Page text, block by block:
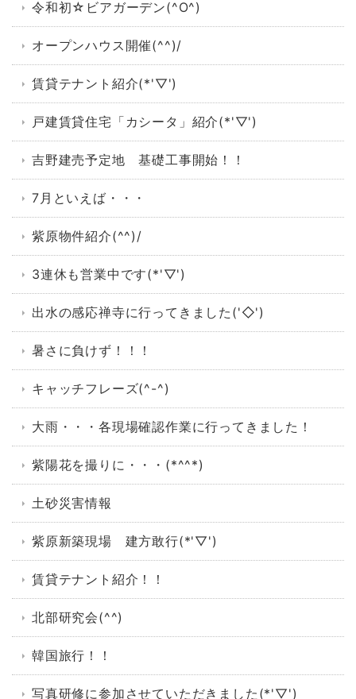
令和初☆ビアガーデン(^O^)
オープンハウス開催(^^)/
賃貸テナント紹介(*'▽')
戸建賃貸住宅「カシータ」紹介(*'▽')
吉野建売予定地 基礎工事開始！！
7月といえば・・・
紫原物件紹介(^^)/
3連休も営業中です(*'▽')
出水の感応禅寺に行ってきました('◇')ゞ
暑さに負けず！！！
キャッチフレーズ(^-^)
大雨・・・各現場確認作業に行ってきました！
紫陽花を撮りに・・・(*^^*)
土砂災害情報
紫原新築現場 建方敢行(*'▽')
賃貸テナント紹介！！
北部研究会(^^)
韓国旅行！！
写真研修に参加させていただきました(*'▽')